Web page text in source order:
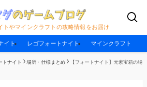
トやマインクラフトの攻略情報をお届け
イト レゴフォートナイト マインクラフト
トナイト 場所・仕様まとめ
【フォートナイト】元素宝箱の場